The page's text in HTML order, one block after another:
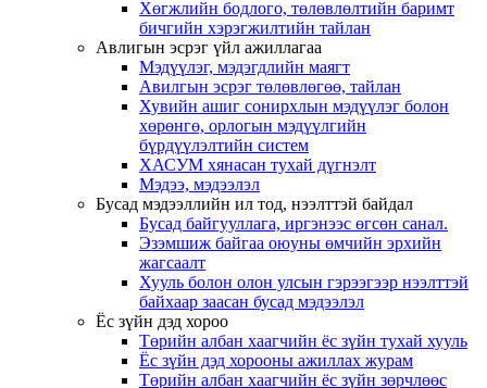
Хөгжлийн бодлого, төлөвлөлтийн баримт
бичгийн хэрэгжилтийн тайлан
Авлигын эсрэг үйл ажиллагаа
Мэдүүлэг, мэдэгдлийн маягт
Авилгын эсрэг төлөвлөгөө, тайлан
Хувийн ашиг сонирхлын мэдүүлэг болон
хөрөнгө, орлогын мэдүүлгийн
бүрдүүлэлтийн систем
ХАСУМ хянасан тухай дүгнэлт
Мэдээ, мэдээлэл
Бусад мэдээллийн ил тод, нээлттэй байдал
Бусад байгууллага, иргэнээс өгсөн санал.
Эзэмшиж байгаа оюуны өмчийн эрхийн
жагсаалт
Хууль болон олон улсын гэрээгээр нээлттэй
байхаар заасан бусад мэдээлэл
Ёс зүйн дэд хороо
Төрийн албан хаагчийн ёс зүйн тухай хууль
Ёс зүйн дэд хорооны ажиллах журам
Төрийн албан хаагчийн ёс зүйн зөрчлөөс